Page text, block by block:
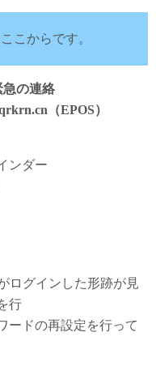
こからです。
急の連絡
（EPOS）
ンダー
ログインした形跡が見
行
ードの再設定を行って